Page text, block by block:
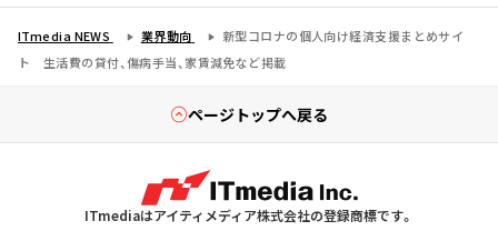
ITmedia NEWS 業界動向
新型コロナの個人向け経済支援まとめサイ
ト 生活費の貸付、傷病手当、家賃減免など掲載
ページトップへ戻る
ITmediaはアイティメディア株式会社の登録商標です。